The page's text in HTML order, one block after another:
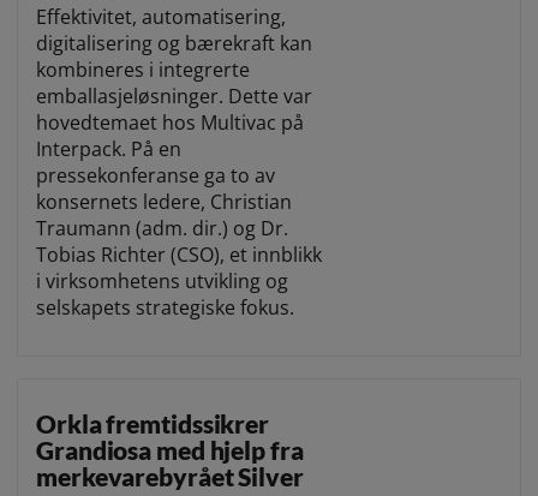
Effektivitet, automatisering,
digitalisering og bærekraft kan
kombineres i integrerte
emballasjeløsninger. Dette var
hovedtemaet hos Multivac på
Interpack. På en
pressekonferanse ga to av
konsernets ledere, Christian
Traumann (adm. dir.) og Dr.
Tobias Richter (CSO), et innblikk
i virksomhetens utvikling og
selskapets strategiske fokus.
Orkla fremtidssikrer
Grandiosa med hjelp fra
merkevarebyrået Silver